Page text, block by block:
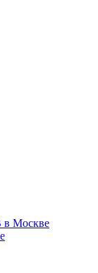
Москве